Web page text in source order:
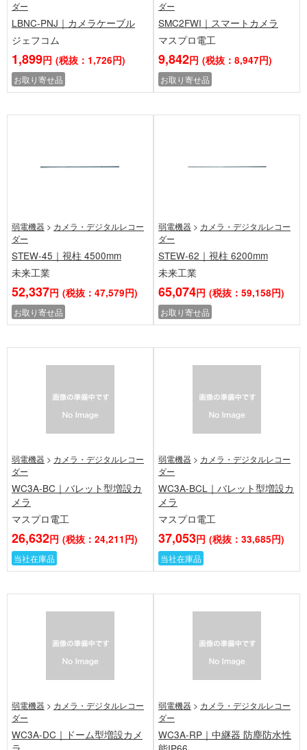
ダー
LBNC-PNJ｜カメラケーブル
ジェフコム
1,899円 (税抜：1,726円)
お取り寄せ品
ダー
SMC2FWI｜スマートカメラ
マスプロ電工
9,842円 (税抜：8,947円)
お取り寄せ品
弱電機器 > カメラ・デジタルレコー
ダー
STEW-45｜視柱 4500mm
未来工業
52,337円 (税抜：47,579円)
お取り寄せ品
弱電機器 > カメラ・デジタルレコー
ダー
STEW-62｜視柱 6200mm
未来工業
65,074円 (税抜：59,158円)
お取り寄せ品
弱電機器 > カメラ・デジタルレコー
ダー
WC3A-BC｜バレット型増設カ
メラ
マスプロ電工
26,632円 (税抜：24,211円)
当社在庫品
弱電機器 > カメラ・デジタルレコー
ダー
WC3A-BCL｜バレット型増設カ
メラ
マスプロ電工
37,053円 (税抜：33,685円)
当社在庫品
弱電機器 > カメラ・デジタルレコー
ダー
WC3A-DC｜ドーム型増設カメ
弱電機器 > カメラ・デジタルレコー
ダー
WC3A-RP｜中継器 防塵防水性